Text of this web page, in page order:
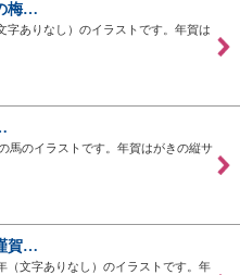
梅…
ありなし）のイラストです。年賀は
のイラストです。年賀はがきの縦サ
賀…
文字ありなし）のイラストです。年